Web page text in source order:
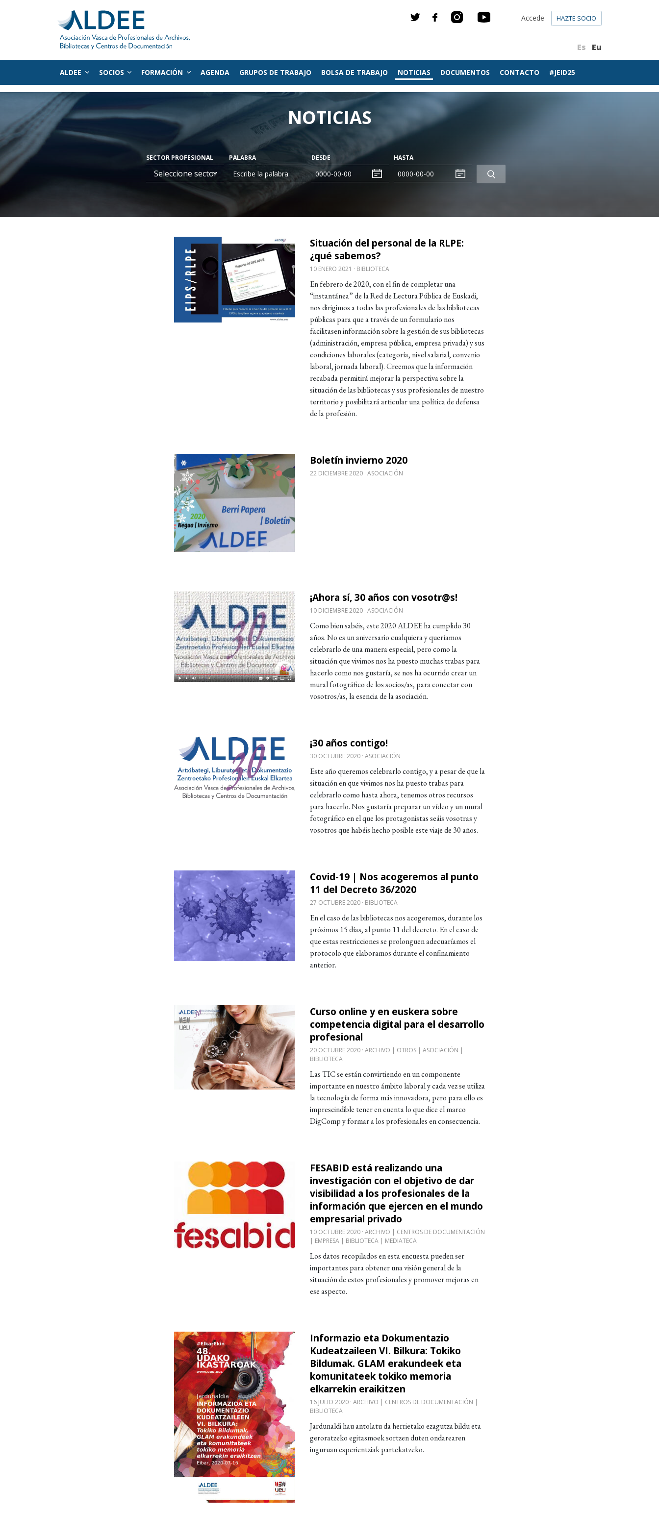
Ir directamente al contenido
Es Eu
Accede HAZTE SOCIO
ALDEE SOCIOS FORMACIÓN AGENDA GRUPOS DE TRABAJO BOLSA DE TRABAJO NOTICIAS DOCUMENTOS CONTACTO #JEID25
NOTICIAS
SECTOR PROFESIONAL PALABRA DESDE HASTA
Buscar
Situación del personal de la RLPE:
¿qué sabemos?
10 ENERO 2021 BIBLIOTECA
En febrero de 2020, con el fin de completar una
“instantánea” de la Red de Lectura Pública de Euskadi,
nos dirigimos a todas las profesionales de las bibliotecas
públicas para que a través de un formulario nos
facilitasen información sobre la gestión de sus bibliotecas
(administración, empresa pública, empresa privada) y sus
condiciones laborales (categoría, nivel salarial, convenio
laboral, jornada laboral). Creemos que la información
recabada permitirá mejorar la perspectiva sobre la
situación de las bibliotecas y sus profesionales de nuestro
territorio y posibilitará articular una política de defensa
de la profesión.
Leer m�s sobre Situación del personal de la RLPE: ¿qué sabemos?
Boletín invierno 2020
22 DICIEMBRE 2020 ASOCIACIÓN
Leer m�s sobre Boletín invierno 2020
¡Ahora sí, 30 años con vosotr@s!
10 DICIEMBRE 2020 ASOCIACIÓN
Como bien sabéis, este 2020 ALDEE ha cumplido 30
años. No es un aniversario cualquiera y queríamos
celebrarlo de una manera especial, pero como la
situación que vivimos nos ha puesto muchas trabas para
hacerlo como nos gustaría, se nos ha ocurrido crear un
mural fotográfico de los socios/as, para conectar con
vosotros/as, la esencia de la asociación.
Leer m�s sobre ¡Ahora sí, 30 años con vosotr@s!
¡30 años contigo!
30 OCTUBRE 2020 ASOCIACIÓN
Este año queremos celebrarlo contigo, y a pesar de que la
situación en que vivimos nos ha puesto trabas para
celebrarlo como hasta ahora, tenemos otros recursos
para hacerlo. Nos gustaría preparar un vídeo y un mural
fotográfico en el que los protagonistas seáis vosotras y
vosotros que habéis hecho posible este viaje de 30 años.
Leer m�s sobre ¡30 años contigo!
Covid-19 | Nos acogeremos al punto
11 del Decreto 36/2020
27 OCTUBRE 2020 BIBLIOTECA
En el caso de las bibliotecas nos acogeremos, durante los
próximos 15 días, al punto 11 del decreto. En el caso de
que estas restricciones se prolonguen adecuaríamos el
protocolo que elaboramos durante el confinamiento
anterior.
Leer m�s sobre Covid-19 | Nos acogeremos al punto 11 del Decreto 36/2020
Curso online y en euskera sobre
competencia digital para el desarrollo
profesional
20 OCTUBRE 2020 ARCHIVO | OTROS | ASOCIACIÓN |
BIBLIOTECA
Las TIC se están convirtiendo en un componente
importante en nuestro ámbito laboral y cada vez se utiliza
la tecnología de forma más innovadora, pero para ello es
imprescindible tener en cuenta lo que dice el marco
DigComp y formar a los profesionales en consecuencia.
Leer m�s sobre Curso online y en euskera sobre competencia digital para el desarrollo profesional
FESABID está realizando una
investigación con el objetivo de dar
visibilidad a los profesionales de la
información que ejercen en el mundo
empresarial privado
10 OCTUBRE 2020 ARCHIVO | CENTROS DE DOCUMENTACIÓN
| EMPRESA | BIBLIOTECA | MEDIATECA
Los datos recopilados en esta encuesta pueden ser
importantes para obtener una visión general de la
situación de estos profesionales y promover mejoras en
ese aspecto.
Leer m�s sobre FESABID está realizando una investigación con el objetivo de dar visibilidad a los profesionales
Informazio eta Dokumentazio
Kudeatzaileen VI. Bilkura: Tokiko
Bildumak. GLAM erakundeek eta
komunitateek tokiko memoria
elkarrekin eraikitzen
16 JULIO 2020 ARCHIVO | CENTROS DE DOCUMENTACIÓN |
BIBLIOTECA
Jardunaldi hau antolatu da herrietako ezagutza bildu eta
geroratzeko egitasmoek sortzen duten ondarearen
inguruan esperientziak partekatzeko.
Leer m�s sobre Informazio eta Dokumentazio Kudeatzaileen VI. Bilkura: Tokiko Bildumak. GLAM erakundeek